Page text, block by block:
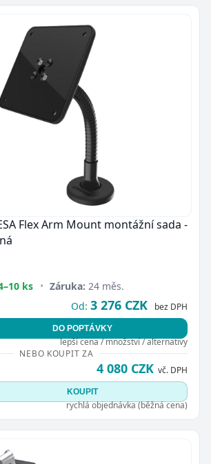
Flex Arm Mount montážní sada -
ks • Záruka: 24 měs.
Od: 3 276 CZK bez DPH
DO POPTÁVKY
lepší cena / množství / alternativy
NEBO KOUPIT ZA
4 080 CZK vč. DPH
KOUPIT
rychlá objednávka (běžná cena)